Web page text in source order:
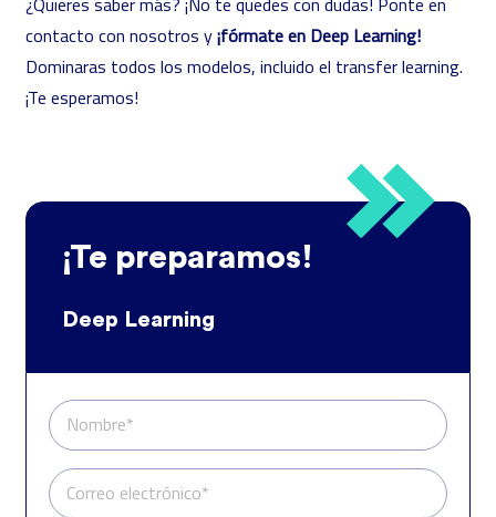
contacto con nosotros y¡fórmate en Deep Learning!
Dominaras todos los modelos, incluido el transfer learning.
¡Te esperamos!
¡Te preparamos!
Deep Learning
Nombre*
Correo electrónico*